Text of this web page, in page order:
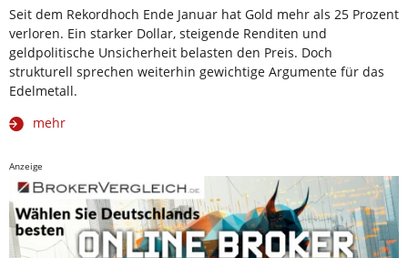
Seit dem Rekordhoch Ende Januar hat Gold mehr als 25 Prozent
verloren. Ein starker Dollar, steigende Renditen und
geldpolitische Unsicherheit belasten den Preis. Doch
strukturell sprechen weiterhin gewichtige Argumente für das
Edelmetall.
mehr
Anzeige